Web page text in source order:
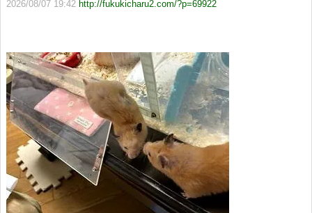
2026/08/07 19:42 http://fukukicharu2.com/?p=69922